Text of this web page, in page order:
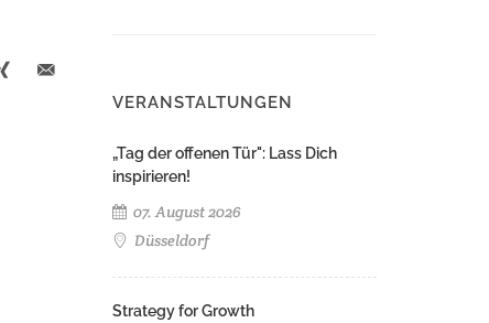
VERANSTALTUNGEN
„Tag der offenen Tür": Lass Dich
inspirieren!
07. August 2026
Düsseldorf
Strategy for Growth